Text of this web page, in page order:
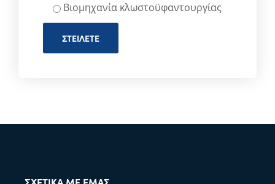
Βιομηχανία κλωστοϋφαντουργίας
ΣΤΕΊΛΕΤΕ